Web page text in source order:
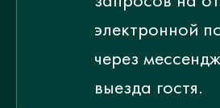
электронной
через
выезда гостя.